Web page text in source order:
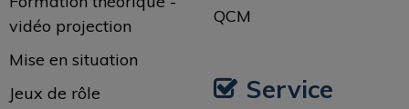
vidéo projection
Mise en situation
Jeux de rôle
QCM
Service